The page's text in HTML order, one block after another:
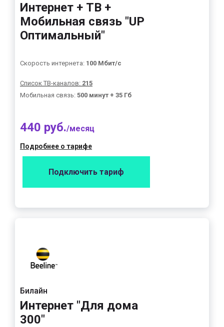
Интернет + ТВ +
Мобильная связь "UP
Оптимальный"
Скорость интернета: 100 Мбит/с
Список ТВ-каналов: 215
Мобильная связь: 500 минут + 35 Гб
440 руб./месяц
Подробнее о тарифе
Подключить тариф
Билайн
Интернет "Для дома
300"